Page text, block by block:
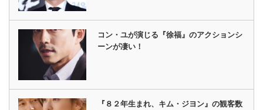
コン・ユが演じる『徐福』のアクションシ
ーンが凄い！
『８２年生まれ、キム・ジヨン』の観客数